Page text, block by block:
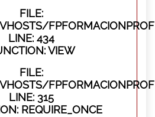
FILE:
LINE: 434
VIEW
FILE:
LINE: 315
REQUIRE_ONCE